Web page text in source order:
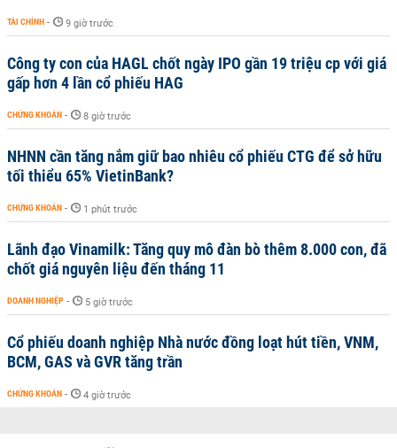
TÀI CHÍNH - 9 giờ trước
Công ty con của HAGL chốt ngày IPO gần 19 triệu cp với giá
gấp hơn 4 lần cổ phiếu HAG
CHỨNG KHOÁN - 8 giờ trước
NHNN cần tăng nắm giữ bao nhiêu cổ phiếu CTG để sở hữu
tối thiểu 65% VietinBank?
CHỨNG KHOÁN - 1 phút trước
Lãnh đạo Vinamilk: Tăng quy mô đàn bò thêm 8.000 con, đã
chốt giá nguyên liệu đến tháng 11
DOANH NGHIỆP - 5 giờ trước
Cổ phiếu doanh nghiệp Nhà nước đồng loạt hút tiền, VNM,
BCM, GAS và GVR tăng trần
CHỨNG KHOÁN - 4 giờ trước